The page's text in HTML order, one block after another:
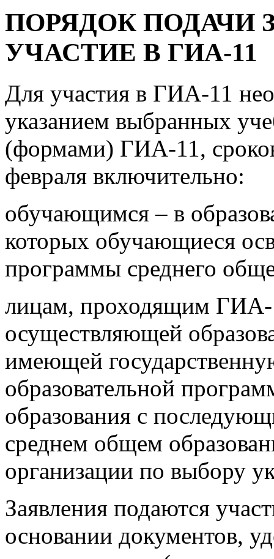
ПОРЯДОК ПОДАЧИ
УЧАСТИЕ В ГИА-11
Для участия в ГИА-11
указанием выбранных
(формами) ГИА-11,
февраля включительно:
обучающимся – в
которых обучающиеся
программы среднего
лицам, проходящим ГИА-
осуществляющей
имеющей
образовательной
образования с
среднем общем
организации по выбору
Заявления подаются
основании документов,